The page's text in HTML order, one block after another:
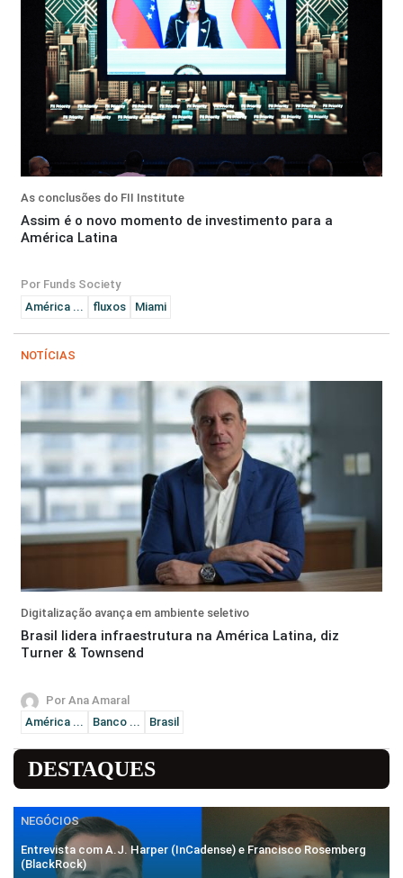
As conclusões do FII Institute
Assim é o novo momento de investimento para a
América Latina
Por Funds Society
América ...
fluxos Miami
NOTÍCIAS
Digitalização avança em ambiente seletivo
Brasil lidera infraestrutura na América Latina, diz
Turner & Townsend
Por Ana Amaral
América ...
Banco ... Brasil
DESTAQUES
NEGÓCIOS
Entrevista com A.J. Harper (InCadense) e Francisco Rosemberg
(BlackRock)